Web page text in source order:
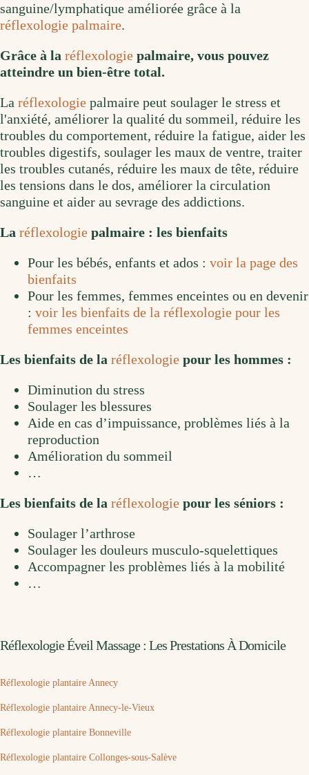
sanguine/lymphatique améliorée grâce à la
réflexologie palmaire.
Grâce à la réflexologie palmaire, vous pouvez
atteindre un bien-être total.
La réflexologie palmaire peut soulager le stress et
l'anxiété, améliorer la qualité du sommeil, réduire les
troubles du comportement, réduire la fatigue, aider les
troubles digestifs, soulager les maux de ventre, traiter
les troubles cutanés, réduire les maux de tête, réduire
les tensions dans le dos, améliorer la circulation
sanguine et aider au sevrage des addictions.
La réflexologie palmaire : les bienfaits
Pour les bébés, enfants et ados : voir la page des
bienfaits
Pour les femmes, femmes enceintes ou en devenir
: voir les bienfaits de la réflexologie pour les
femmes enceintes
Les bienfaits de la réflexologie pour les hommes :
Diminution du stress
Soulager les blessures
Aide en cas d’impuissance, problèmes liés à la
reproduction
Amélioration du sommeil
…
Les bienfaits de la réflexologie pour les séniors :
Soulager l’arthrose
Soulager les douleurs musculo-squelettiques
Accompagner les problèmes liés à la mobilité
…
Réflexologie Éveil Massage : Les Prestations À Domicile
Réflexologie plantaire Annecy
Réflexologie plantaire Annecy-le-Vieux
Réflexologie plantaire Bonneville
Réflexologie plantaire Collonges-sous-Salève